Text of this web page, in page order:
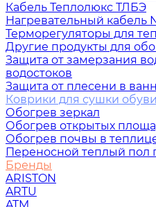
Кабель Теплолюкс ТЛБЭ
Нагревательный кабель
Терморегуляторы для
Другие продукты для
Защита от замерзания
водостоков
Защита от плесени в
Коврики для сушки обуви
Обогрев зеркал
Обогрев открытых
Обогрев почвы в
Переносной теплый пол
Бренды
ARISTON
ARTU